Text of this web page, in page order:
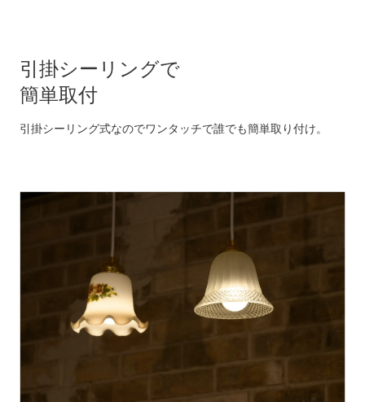
引掛シーリングで
簡単取付
引掛シーリング式なのでワンタッチで誰でも簡単取り付け。